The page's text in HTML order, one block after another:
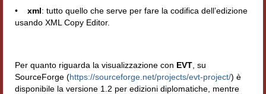
• xml: tutto quello che serve per fare la codifica dell’edizione
usando XML Copy Editor.
Per quanto riguarda la visualizzazione con EVT , su
SourceForge (https://sourceforge.net/projects/evt-project/) è
disponibile la versione 1.2 per edizioni diplomatiche, mentre